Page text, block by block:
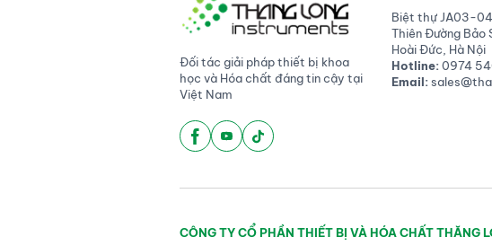
Đối tác giải pháp thiết bị khoa
học và Hóa chất đáng tin cậy tại
Việt Nam
Biệt thự JA03-
Thiên Đường Bảo
Hoài Đức, Hà Nội
Hotline:0974
Email:
CÔNG TY CỔ PHẦN THIẾT BỊ VÀ HÓA CHẤT THĂNG